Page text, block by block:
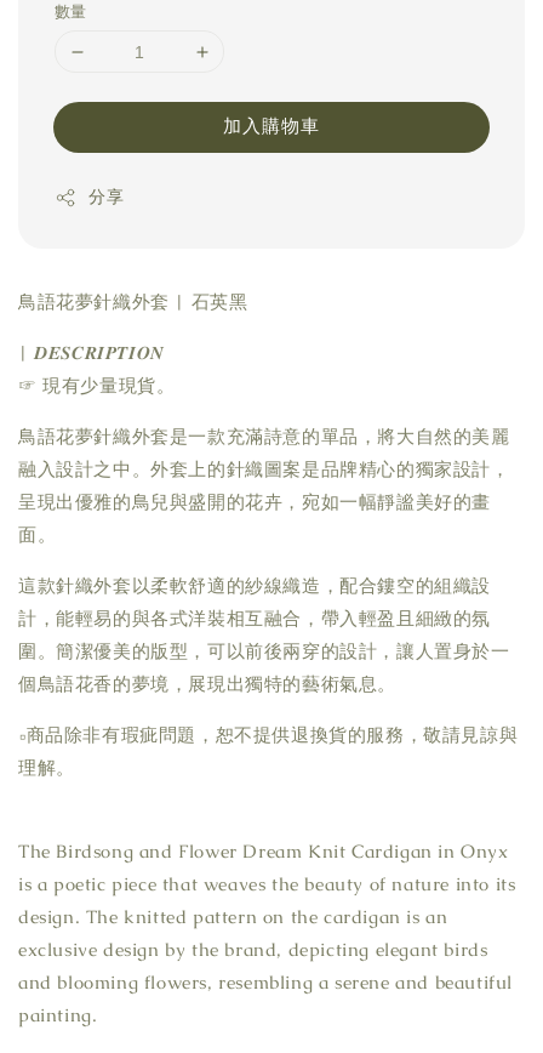
數量
加入購物車
分享
鳥語花夢針織外套 | 石英黑
| 𝑫𝑬𝑺𝑪𝑹𝑰𝑷𝑻𝑰𝑶𝑵
☞ 現有少量現貨。
鳥語花夢針織外套是一款充滿詩意的單品，將大自然的美麗
融入設計之中。外套上的針織圖案是品牌精心的獨家設計，
呈現出優雅的鳥兒與盛開的花卉，宛如一幅靜謐美好的畫
面。
這款針織外套以柔軟舒適的紗線織造，配合鏤空的組織設
計，能輕易的與各式洋裝相互融合，帶入輕盈且細緻的氛
圍。簡潔優美的版型，可以前後兩穿的設計，讓人置身於一
個鳥語花香的夢境，展現出獨特的藝術氣息。
▫商品除非有瑕疵問題，恕不提供退換貨的服務，敬請見諒與
理解。
The Birdsong and Flower Dream Knit Cardigan in Onyx
is a poetic piece that weaves the beauty of nature into its
design. The knitted pattern on the cardigan is an
exclusive design by the brand, depicting elegant birds
and blooming flowers, resembling a serene and beautiful
painting.